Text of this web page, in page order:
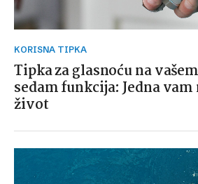
KORISNA TIPKA
Tipka za glasnoću na
sedam funkcija: Jedna
život